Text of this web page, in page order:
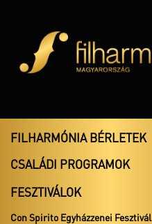
FILHARMÓNIA BÉRLETEK
CSALÁDI PROGRAMOK
FESZTIVÁLOK
Con Spirito Egyházzenei Fesztivál